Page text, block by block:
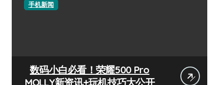
手机新闻
数码小白必看！荣耀500 Pro
MOLLY新资讯+玩机技巧大公开